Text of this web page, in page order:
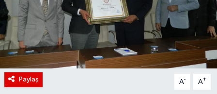
Paylaş A- A+